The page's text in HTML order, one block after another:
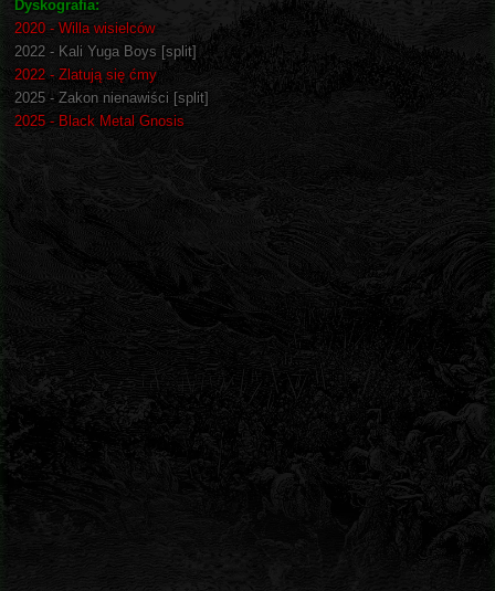
Dyskografia:
2020 - Willa wisielców
2022 - Kali Yuga Boys [split]
2022 - Zlatują się ćmy
2025 - Zakon nienawiści [split]
2025 - Black Metal Gnosis